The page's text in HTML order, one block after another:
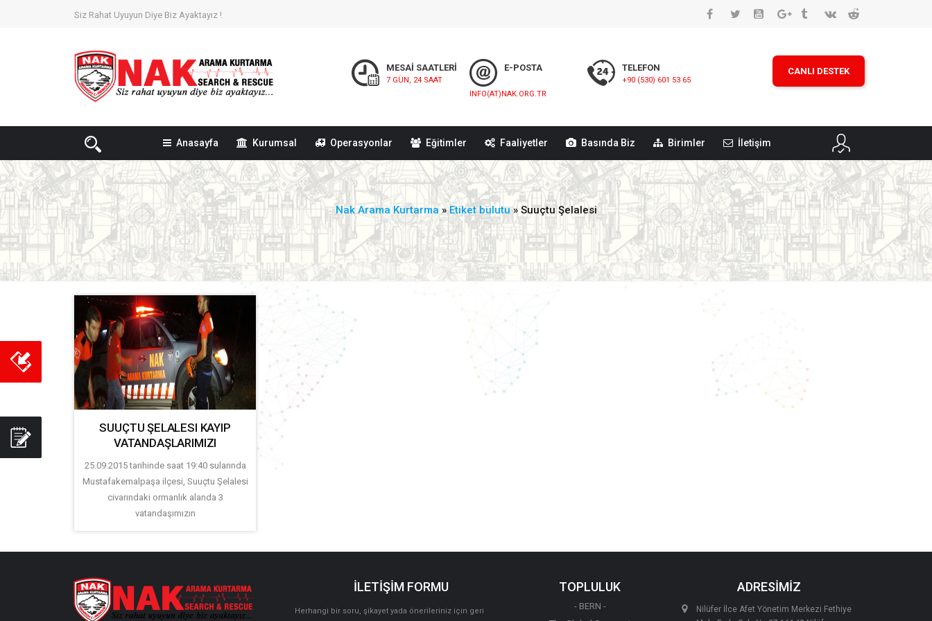
Siz Rahat Uyuyun Diye Biz Ayaktayız !
TELEFON
+90 (530) 601 53 65
E-POSTA
INFO(AT)NAK.ORG.TR
MESAİ SAATLERİ
7 GÜN, 24 SAAT
CANLI DESTEK
Anasayfa Kurumsal Operasyonlar Eğitimler Faaliyetler Basında Biz Birimler İletişim
Nak Arama Kurtarma»Etiket bulutu» Suuçtu Şelalesi
SUUÇTU ŞELALESI KAYIP
VATANDAŞLARIMIZI
25.09.2015 tarihinde saat 19:40 sularında
Mustafakemalpaşa ilçesi, Suuçtu Şelalesi
civarındaki ormanlık alanda 3
vatandaşımızın
İLETİŞİM FORMU
Herhangi bir soru, şikayet yada önerileriniz için geri
TOPLULUK
- BERN -
ADRESİMİZ
Nilüfer İlce Afet Yönetim Merkezi Fethiye